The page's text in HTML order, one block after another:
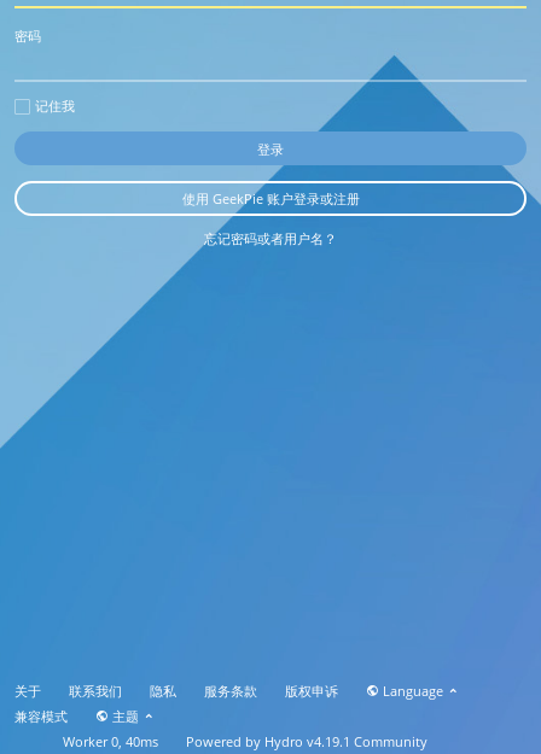
密码
记住我
使用 GeekPie 账户登录或注册
忘记密码或者用户名？
关于 联系我们 隐私 服务条款 版权申诉
Language
兼容模式
主题
Worker 0, 40ms
Powered by Hydro v4.19.1 Community